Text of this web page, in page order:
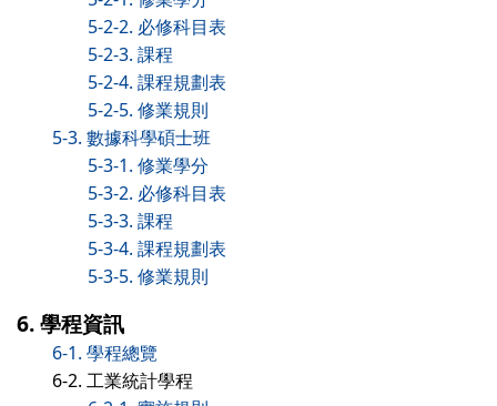
5-2-2. 必修科目表
5-2-3. 課程
5-2-4. 課程規劃表
5-2-5. 修業規則
5-3. 數據科學碩士班
5-3-1. 修業學分
5-3-2. 必修科目表
5-3-3. 課程
5-3-4. 課程規劃表
5-3-5. 修業規則
6. 學程資訊
6-1. 學程總覽
6-2. 工業統計學程